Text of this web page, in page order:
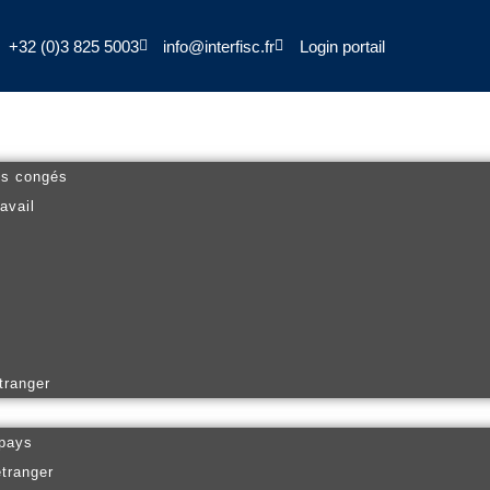
+32 (0)3 825 5003 info@interfisc.fr Login portail
congés